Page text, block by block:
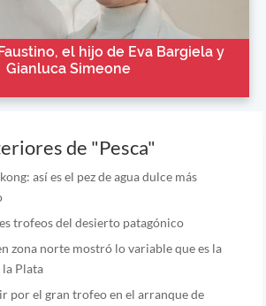
el hijo de Eva Bargiela y
Gianluca Simeone
de "Pesca"
así es el pez de agua dulce más
trofeos del desierto patagónico
zona norte mostró lo variable que es la
la Plata
por el gran trofeo en el arranque de